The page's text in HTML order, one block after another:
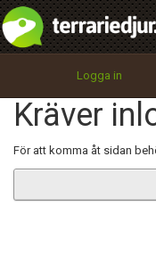
Logga in
Kräver
För att komma åt sidan
integritetspolicy
Namn:
Epost:
Begär nytt lösenord